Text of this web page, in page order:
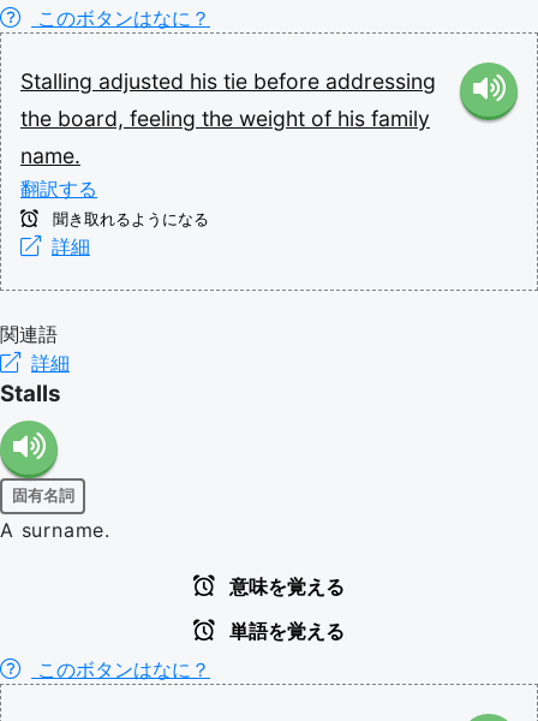
このボタンはなに？
Stalling adjusted his tie before addressing
the board, feeling the weight of his family
name.
翻訳する
聞き取れるようになる
詳細
関連語
詳細
Stalls
固有名詞
A surname.
意味を覚える
単語を覚える
このボタンはなに？